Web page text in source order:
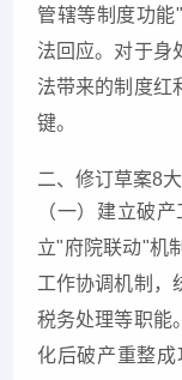
管辖等制度功
法回应。对于身
法带来的制度红
键。
二、修订草案8
（一）建立破
立"府院联动"机
工作协调机制，
税务处理等职能
化后破产重整